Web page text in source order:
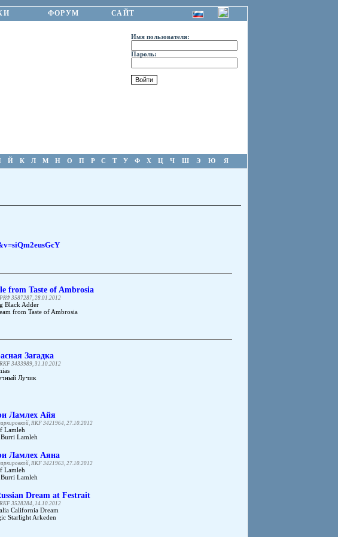
ФОРУМ САЙТ
Имя пользователя:
Пароль:
Й К Л М Н О П Р С Т У Ф Х Ц Ч Ш Э Ю Я
from Taste of Ambrosia
3587287, 28.01.2012
Black Adder
from Taste of Ambrosia
Загадка
3433989, 31.10.2012
Лучик
Ламлех Айя
RKF 3421964, 27.10.2012
Lamleh
Lamleh
Ламлех Аяна
RKF 3421963, 27.10.2012
Lamleh
Lamleh
Dream at Festrait
3528284, 14.10.2012
California Dream
Starlight Arkeden